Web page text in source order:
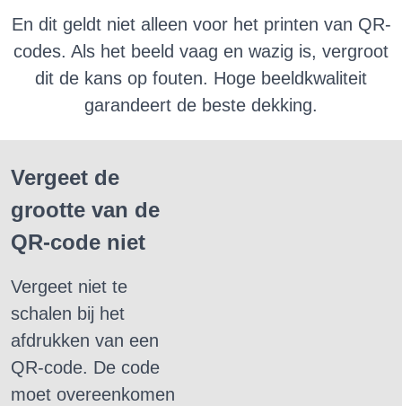
En dit geldt niet alleen voor het printen van QR-
codes. Als het beeld vaag en wazig is, vergroot
dit de kans op fouten. Hoge beeldkwaliteit
garandeert de beste dekking.
Vergeet de
grootte van de
QR-code niet
Vergeet niet te
schalen bij het
afdrukken van een
QR-code. De code
moet overeenkomen